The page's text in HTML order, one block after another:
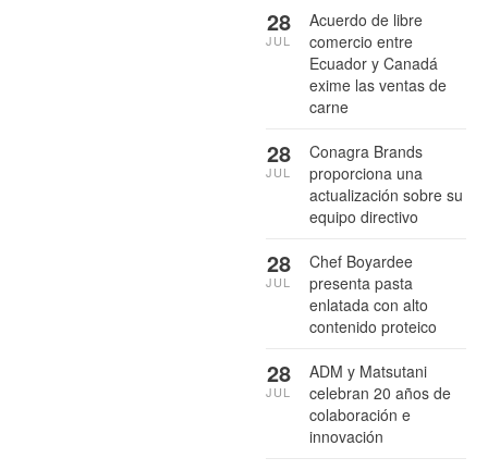
Acuerdo de libre
comercio entre
Ecuador y Canadá
exime las ventas de
carne
28
JUL
Conagra Brands
proporciona una
actualización sobre su
equipo directivo
28
JUL
Chef Boyardee
presenta pasta
enlatada con alto
contenido proteico
28
JUL
ADM y Matsutani
celebran 20 años de
colaboración e
innovación
28
JUL